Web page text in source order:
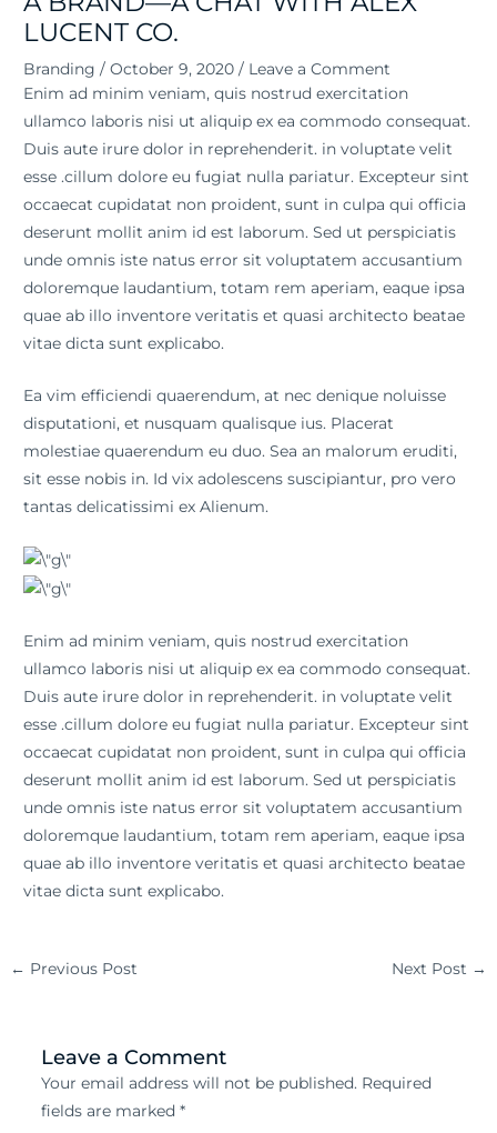
LUCENT CO.
Branding /October 9, 2020/ Leave a Comment
Enim ad minim veniam, quis nostrud exercitation
ullamco laboris nisi ut aliquip ex ea commodo consequat.
Duis aute irure dolor in reprehenderit. in voluptate velit
esse .cillum dolore eu fugiat nulla pariatur. Excepteur sint
occaecat cupidatat non proident, sunt in culpa qui officia
deserunt mollit anim id est laborum. Sed ut perspiciatis
unde omnis iste natus error sit voluptatem accusantium
doloremque laudantium, totam rem aperiam, eaque ipsa
quae ab illo inventore veritatis et quasi architecto beatae
vitae dicta sunt explicabo.
Ea vim efficiendi quaerendum, at nec denique noluisse
disputationi, et nusquam qualisque ius. Placerat
molestiae quaerendum eu duo. Sea an malorum eruditi,
sit esse nobis in. Id vix adolescens suscipiantur, pro vero
tantas delicatissimi ex Alienum.
Enim ad minim veniam, quis nostrud exercitation
ullamco laboris nisi ut aliquip ex ea commodo consequat.
Duis aute irure dolor in reprehenderit. in voluptate velit
esse .cillum dolore eu fugiat nulla pariatur. Excepteur sint
occaecat cupidatat non proident, sunt in culpa qui officia
deserunt mollit anim id est laborum. Sed ut perspiciatis
unde omnis iste natus error sit voluptatem accusantium
doloremque laudantium, totam rem aperiam, eaque ipsa
quae ab illo inventore veritatis et quasi architecto beatae
vitae dicta sunt explicabo.
← Previous Post Next Post →
Leave a Comment
Your email address will not be published. Required
fields are marked *